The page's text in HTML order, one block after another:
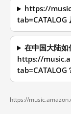
https://
tab=CATALOG
在中国大陆如
https://
tab=CATALOG
https://